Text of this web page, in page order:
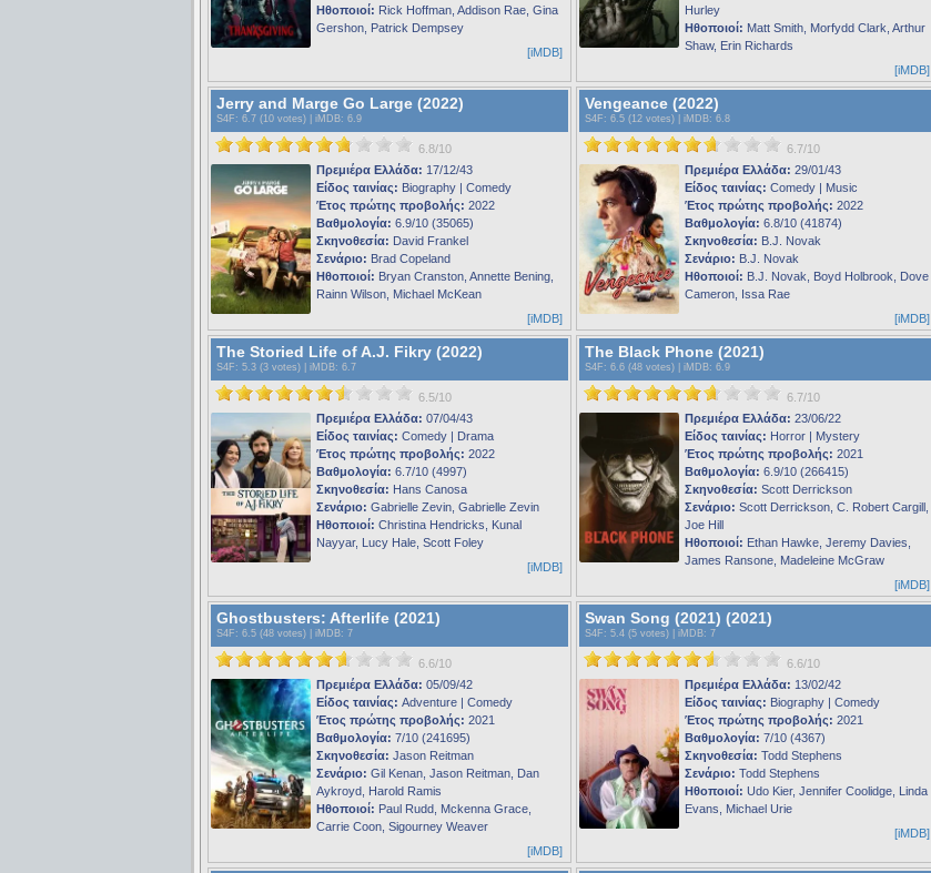
Ηθοποιοί: Rick Hoffman, Addison Rae, Gina
Gershon, Patrick Dempsey
[iMDB]
Hurley
Ηθοποιοί: Matt Smith, Morfydd Clark, Arthur
Shaw, Erin Richards
[iMDB]
Jerry and Marge Go Large (2022)
S4F : 6.7 (10 votes) | iMDB: 6.9
6.8/10
Πρεμιέρα Ελλάδα: 17/12/43
Είδος ταινίας: Biography | Comedy
Έτος πρώτης προβολής: 2022
Βαθμολογία: 6.9/10 (35065)
Σκηνοθεσία: David Frankel
Σενάριο: Brad Copeland
Ηθοποιοί: Bryan Cranston, Annette Bening,
Rainn Wilson, Michael McKean
[iMDB]
Vengeance (2022)
S4F : 6.5 (12 votes) | iMDB: 6.8
6.7/10
Πρεμιέρα Ελλάδα: 29/01/43
Είδος ταινίας: Comedy | Music
Έτος πρώτης προβολής: 2022
Βαθμολογία: 6.8/10 (41874)
Σκηνοθεσία: B.J. Novak
Σενάριο: B.J. Novak
Ηθοποιοί: B.J. Novak, Boyd Holbrook, Dove
Cameron, Issa Rae
[iMDB]
The Storied Life of A.J. Fikry (2022)
S4F : 5.3 (3 votes) | iMDB: 6.7
6.5/10
Πρεμιέρα Ελλάδα: 07/04/43
Είδος ταινίας: Comedy | Drama
Έτος πρώτης προβολής: 2022
Βαθμολογία: 6.7/10 (4997)
Σκηνοθεσία: Hans Canosa
Σενάριο: Gabrielle Zevin, Gabrielle Zevin
Ηθοποιοί: Christina Hendricks, Kunal
Nayyar, Lucy Hale, Scott Foley
[iMDB]
The Black Phone (2021)
S4F : 6.6 (48 votes) | iMDB: 6.9
6.7/10
Πρεμιέρα Ελλάδα: 23/06/22
Είδος ταινίας: Horror | Mystery
Έτος πρώτης προβολής: 2021
Βαθμολογία: 6.9/10 (266415)
Σκηνοθεσία: Scott Derrickson
Σενάριο: Scott Derrickson, C. Robert Cargill,
Joe Hill
Ηθοποιοί: Ethan Hawke, Jeremy Davies,
James Ransone, Madeleine McGraw
[iMDB]
Ghostbusters: Afterlife (2021)
S4F : 6.5 (48 votes) | iMDB: 7
6.6/10
Πρεμιέρα Ελλάδα: 05/09/42
Είδος ταινίας: Adventure | Comedy
Έτος πρώτης προβολής: 2021
Βαθμολογία: 7/10 (241695)
Σκηνοθεσία: Jason Reitman
Σενάριο: Gil Kenan, Jason Reitman, Dan
Aykroyd, Harold Ramis
Ηθοποιοί: Paul Rudd, Mckenna Grace,
Carrie Coon, Sigourney Weaver
[iMDB]
Swan Song (2021) (2021)
S4F : 5.4 (5 votes) | iMDB: 7
6.6/10
Πρεμιέρα Ελλάδα: 13/02/42
Είδος ταινίας: Biography | Comedy
Έτος πρώτης προβολής: 2021
Βαθμολογία: 7/10 (4367)
Σκηνοθεσία: Todd Stephens
Σενάριο: Todd Stephens
Ηθοποιοί: Udo Kier, Jennifer Coolidge, Linda
Evans, Michael Urie
[iMDB]